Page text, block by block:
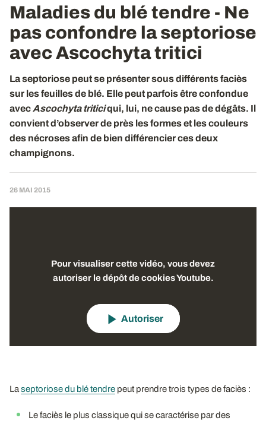
Maladies du blé tendre - Ne
pas confondre la septoriose
avec Ascochyta tritici
La septoriose peut se présenter sous différents faciès
sur les feuilles de blé. Elle peut parfois être confondue
avec Ascochyta triticiqui, lui, ne cause pas de dégâts. Il
convient d’observer de près les formes et les couleurs
des nécroses afin de bien différencier ces deux
champignons.
26 MAI 2015
Pour visualiser cette vidéo, vous devez
autoriser le dépôt de cookies Youtube.
Autoriser
La septoriose du blé tendre peut prendre trois types de faciès :
Le faciès le plus classique qui se caractérise par des